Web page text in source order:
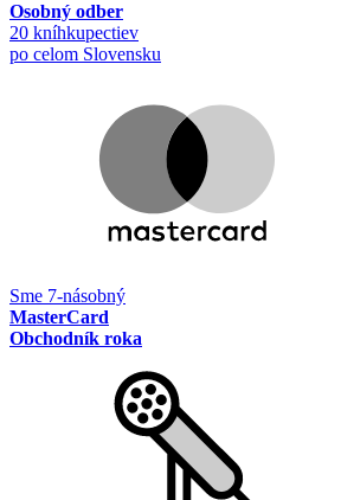
Osobný odber
20 kníhkupectiev
po celom Slovensku
Sme 7-násobný
MasterCard
Obchodník roka